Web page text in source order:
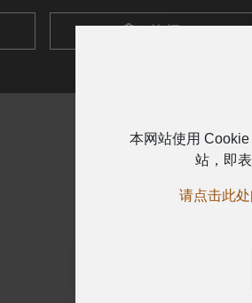
询问
本网站使用
站，即
请点击此处